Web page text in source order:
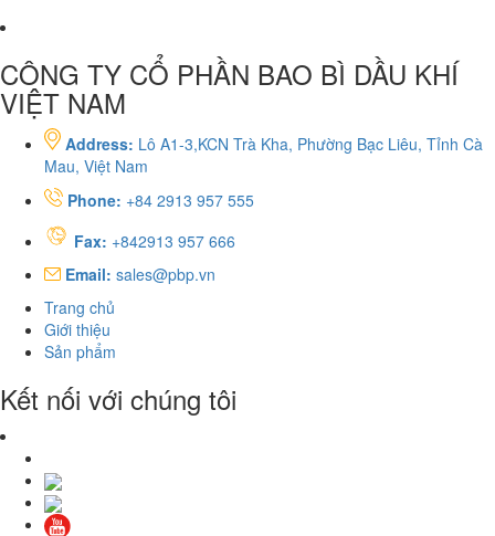
CÔNG TY CỔ PHẦN BAO BÌ DẦU KHÍ
VIỆT NAM
Address: Lô A1-3,KCN Trà Kha, Phường Bạc Liêu, Tỉnh Cà
Mau, Việt Nam
Phone: +84 2913 957 555
Fax: +842913 957 666
Email: sales@pbp.vn
Trang chủ
Giới thiệu
Sản phẩm
Kết nối với chúng tôi